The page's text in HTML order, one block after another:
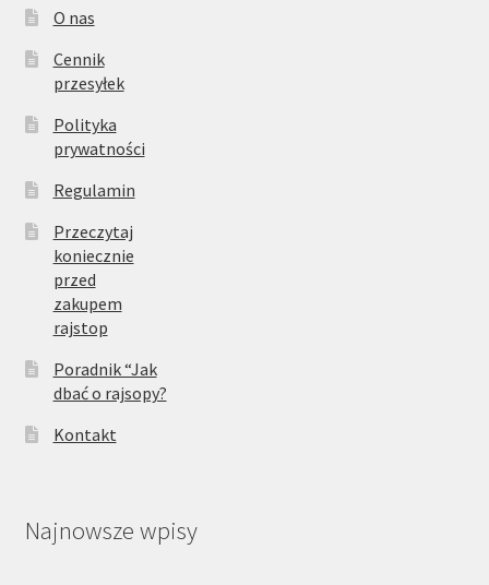
O nas
Cennik
przesyłek
Polityka
prywatności
Regulamin
Przeczytaj
koniecznie
przed
zakupem
rajstop
Poradnik “Jak
dbać o rajsopy?
Kontakt
Najnowsze wpisy